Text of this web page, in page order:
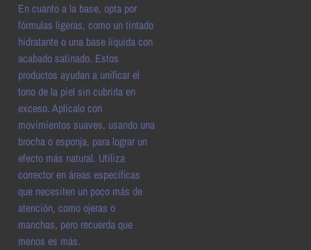
En cuanto a la base, opta por
fórmulas ligeras, como un tintado
hidratante o una base líquida con
acabado satinado. Estos
productos ayudan a unificar el
tono de la piel sin cubrirla en
exceso. Aplícalo con
movimientos suaves, usando una
brocha o esponja, para lograr un
efecto más natural. Utiliza
corrector en áreas específicas
que necesiten un poco más de
atención, como ojeras o
manchas, pero recuerda que
menos es más.